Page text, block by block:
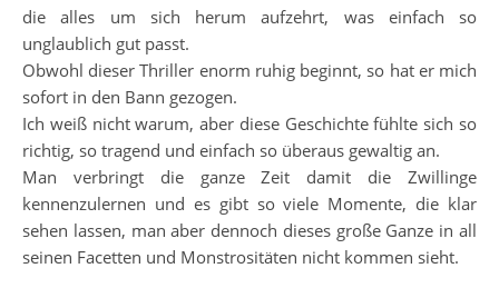
die alles um sich herum aufzehrt, was einfach so
unglaublich gut passt.
Obwohl dieser Thriller enorm ruhig beginnt, so hat er mich
sofort in den Bann gezogen.
Ich weiß nicht warum, aber diese Geschichte fühlte sich so
richtig, so tragend und einfach so überaus gewaltig an.
Man verbringt die ganze Zeit damit die Zwillinge
kennenzulernen und es gibt so viele Momente, die klar
sehen lassen, man aber dennoch dieses große Ganze in all
seinen Facetten und Monstrositäten nicht kommen sieht.